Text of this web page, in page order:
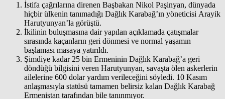
İstifa çağrılarına direnen Başbakan Nikol Paşinyan, dünyada
hiçbir ülkenin tanımadığı Dağlık Karabağ’ın yöneticisi Arayik
Harutyunyan’la görüştü.
İkilinin buluşmasına dair yapılan açıklamada çatışmalar
sırasında kaçanların geri dönmesi ve normal yaşamın
başlaması masaya yatırıldı.
Şimdiye kadar 25 bin Ermeninin Dağlık Karabağ’a geri
döndüğü bilgisini veren Harutyunyan, savaşta ölen askerlerin
ailelerine 600 dolar yardım verileceğini söyledi. 10 Kasım
anlaşmasıyla statüsü tamamen belirsiz kalan Dağlık Karabağ
Ermenistan tarafından bile tanınmıyor.